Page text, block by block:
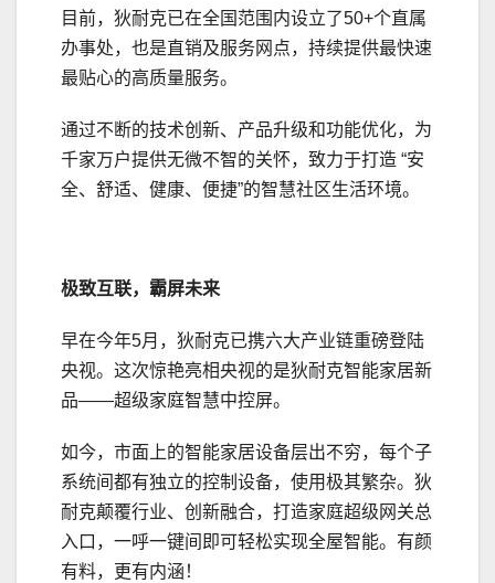
目前，狄耐克已在全国范围内设立了50+个直属
办事处，也是直销及服务网点，持续提供最快速
最贴心的高质量服务。
通过不断的技术创新、产品升级和功能优化，为
千家万户提供无微不智的关怀，致力于打造 “安
全、舒适、健康、便捷”的智慧社区生活环境。
极致互联，霸屏未来
早在今年5月，狄耐克已携六大产业链重磅登陆
央视。这次惊艳亮相央视的是狄耐克智能家居新
品——超级家庭智慧中控屏。
如今，市面上的智能家居设备层出不穷，每个子
系统间都有独立的控制设备，使用极其繁杂。狄
耐克颠覆行业、创新融合，打造家庭超级网关总
入口，一呼一键间即可轻松实现全屋智能。有颜
有料，更有内涵！